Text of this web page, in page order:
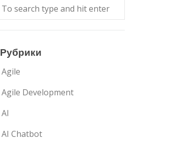
Рубрики
Agile
Agile Development
AI
AI Chatbot